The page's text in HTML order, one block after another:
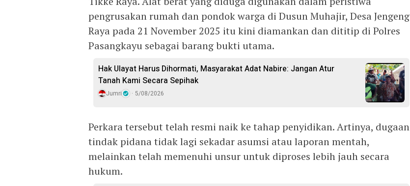
pengrusakan rumah dan pondok warga di Dusun Muhajir, Desa Jengeng
Raya pada 21 November 2025 itu kini diamankan dan dititip di Polres
Pasangkayu sebagai barang bukti utama.
Hak Ulayat Harus Dihormati, Masyarakat Adat Nabire: Jangan Atur
Tanah Kami Secara Sepihak
Jumri 5/08/2026
Perkara tersebut telah resmi naik ke tahap penyidikan. Artinya, dugaan
tindak pidana tidak lagi sekadar asumsi atau laporan mentah,
melainkan telah memenuhi unsur untuk diproses lebih jauh secara
hukum.